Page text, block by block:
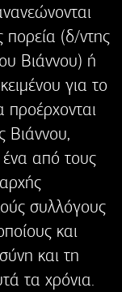
(δ/ντης
Βιάννου) ή
για το
Βιάννου,
από τους
συλλόγους
και
και τη
τα χρόνια.